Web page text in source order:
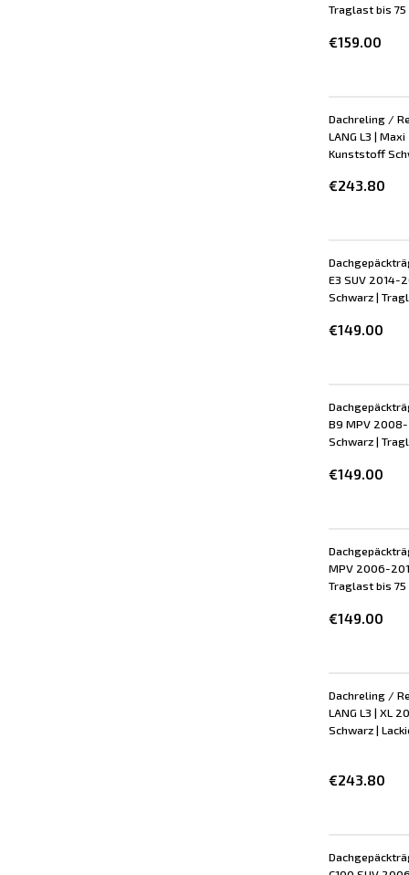
Traglast bis 75
€159.00
Dachreling /
LANG L3 |
Kunststoff
€243.80
E3 SUV 2014-
Schwarz |
€149.00
B9 MPV
Schwarz |
€149.00
MPV 2006-
Traglast bis 75
€149.00
Dachreling /
LANG L3 | XL
Schwarz |
€243.80